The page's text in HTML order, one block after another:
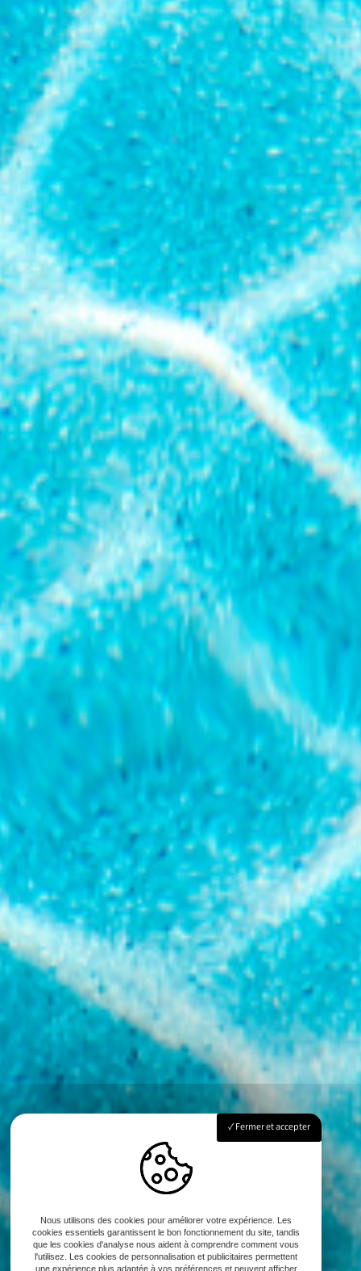
Fermer et accepter
Nous utilisons des cookies pour améliorer votre expérience. Les
cookies essentiels garantissent le bon fonctionnement du site, tandis
que les cookies d'analyse nous aident à comprendre comment vous
l'utilisez. Les cookies de personnalisation et publicitaires permettent
une expérience plus adaptée à vos préférences et peuvent afficher